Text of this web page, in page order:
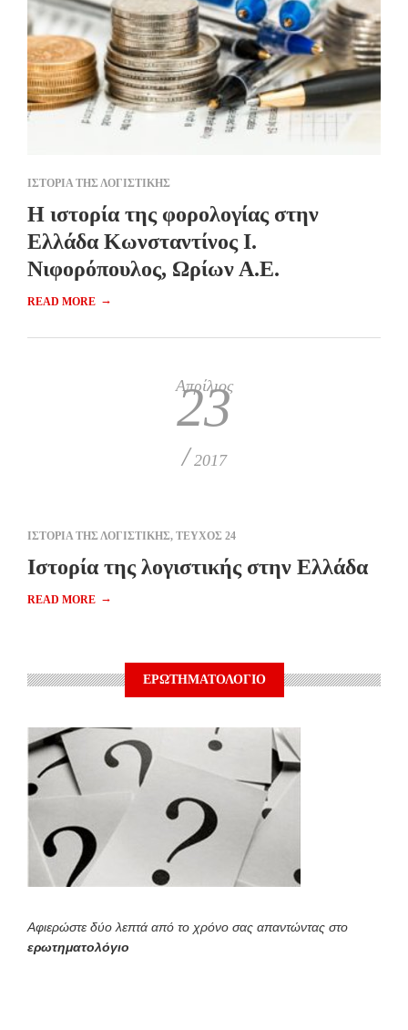
ΙΣΤΟΡΙΑ ΤΗΣ ΛΟΓΙΣΤΙΚΗΣ
Η ιστορία της φορολογίας στην
Ελλάδα Κωνσταντίνος Ι.
Νιφορόπουλος, Ωρίων Α.Ε.
READ MORE →
Απρίλιος
23
/ 2017
ΙΣΤΟΡΙΑ ΤΗΣ ΛΟΓΙΣΤΙΚΗΣ, ΤΕΥΧΟΣ 24
Ιστορία της λογιστικής στην Ελλάδα
READ MORE →
ΕΡΩΤΗΜΑΤΟΛΟΓΙΟ
Αφιερώστε δύο λεπτά από το χρόνο σας απαντώντας στο
ερωτηματολόγιο